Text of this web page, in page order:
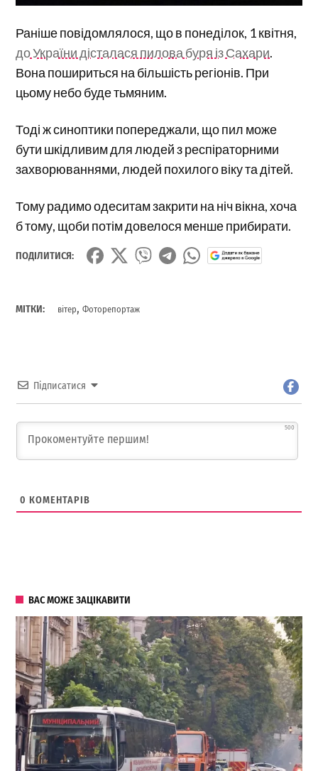
Раніше повідомлялося, що в понеділок, 1 квітня,
до України дісталася пилова буря із Сахари.
Вона пошириться на більшість регіонів. При
цьому небо буде тьмяним.
Тоді ж синоптики попереджали, що пил може
бути шкідливим для людей з респіраторними
захворюваннями, людей похилого віку та дітей.
Тому радимо одеситам закрити на ніч вікна, хоча
б тому, щоби потім довелося менше прибирати.
ПОДІЛИТИСЯ:
МІТКИ: вітер,Фоторепортаж
Підписатися
500
0 КОМЕНТАРІВ
ВАС МОЖЕ ЗАЦІКАВИТИ